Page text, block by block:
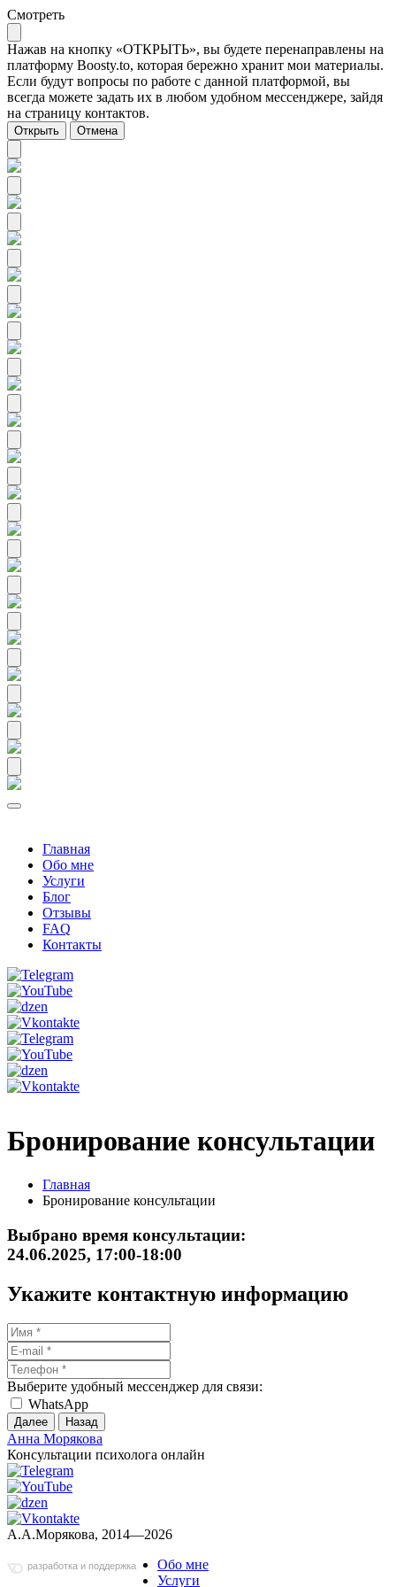
Смотреть
Нажав на кнопку «ОТКРЫТЬ», вы будете перенаправлены на
платформу Boosty.to, которая бережно хранит мои материалы.
Если будут вопросы по работе с данной платформой, вы
всегда можете задать их в любом удобном мессенджере, зайдя
на страницу контактов.
Открыть Отмена
Главная
Обо мне
Услуги
Блог
Отзывы
FAQ
Контакты
Бронирование консультации
Главная
Бронирование консультации
Выбрано время консультации:
24.06.2025, 17:00-18:00
Укажите контактную информацию
Выберите удобный мессенджер для связи:
WhatsApp
Далее Назад
Анна Морякова
Консультации психолога онлайн
А.А.Морякова, 2014—2026
разработка и поддержка
Обо мне
Услуги